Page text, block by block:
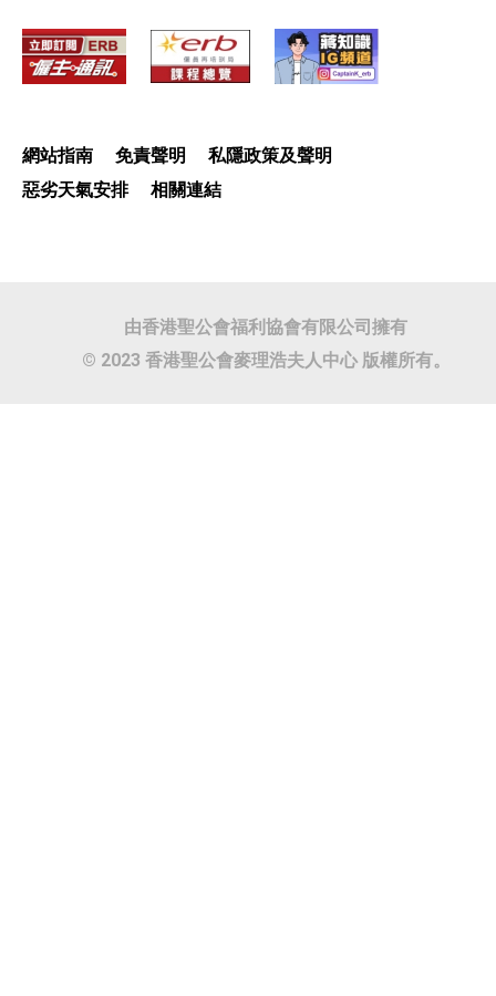
網站指南 免責聲明
私隱政策及聲明
惡劣天氣安排
相關連結
由香港聖公會福利協會有限公司擁有
© 2023 香港聖公會麥理浩夫人中心 版權所有。